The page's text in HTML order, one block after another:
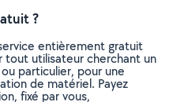
?
entièrement gratuit
tout utilisateur cherchant un
particulier, pour une
de matériel. Payez
fixé par vous,